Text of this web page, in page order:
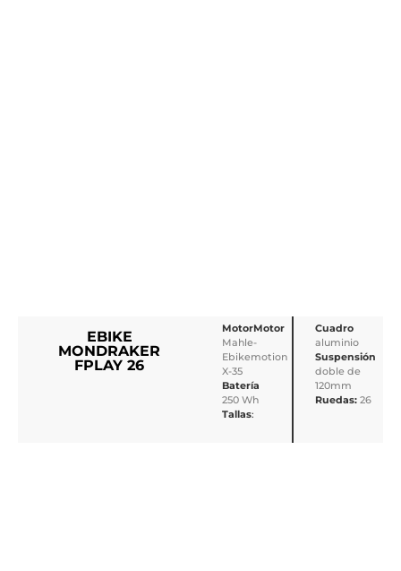
EBIKE
MONDRAKER
FPLAY 26
MotorMotor
Mahle-
Ebikemotion
X-35
Batería
250 Wh
Tallas:
Cuadro
aluminio
Suspensión
doble de
120mm
Ruedas: 26